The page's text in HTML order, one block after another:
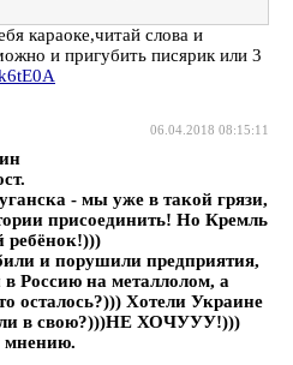
караоке,читай слова и
и пригубить писярик или 3
06.04.2018 08:15:11
- мы уже в такой грязи,
присоединить! Но Кремль
ребёнок!)))
и порушили предприятия,
Россию на металлолом, а
осталось?))) Хотели Украине
в свою?)))НЕ ХОЧУУУ!)))
мнению.